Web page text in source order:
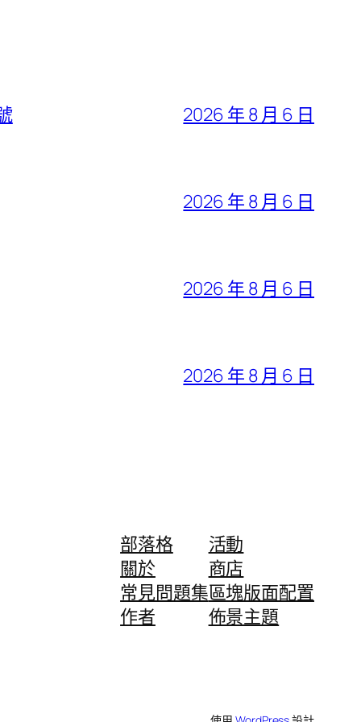
2026 年 8 月 6 日
2026 年 8 月 6 日
2026 年 8 月 6 日
2026 年 8 月 6 日
部落格
關於
常見問題集
作者
活動
商店
區塊版面配置
佈景主題